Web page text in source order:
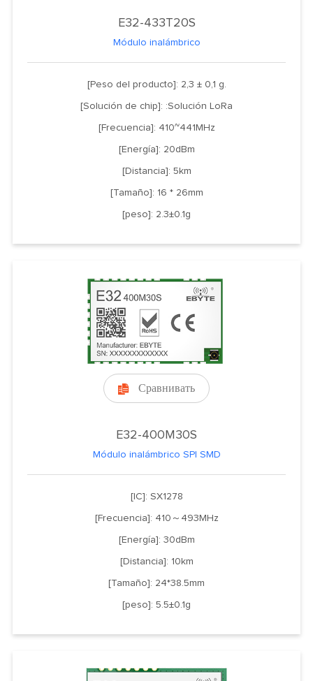
E32-433T20S
Módulo inalámbrico
[Peso del producto]: 2,3 ± 0,1 g.
[Solución de chip]: :Solución LoRa
[Frecuencia]: 410~441MHz
[Energía]: 20dBm
[Distancia]: 5km
[Tamaño]: 16 * 26mm
[peso]: 2.3±0.1g
 Сравнивать
E32-400M30S
Módulo inalámbrico SPI SMD
[IC]: SX1278
[Frecuencia]: 410～493MHz
[Energía]: 30dBm
[Distancia]: 10km
[Tamaño]: 24*38.5mm
[peso]: 5.5±0.1g